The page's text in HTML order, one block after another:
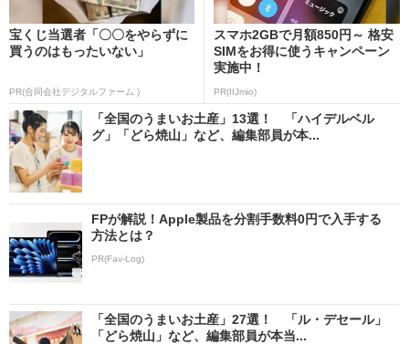
宝くじ当選者「〇〇をやらずに
買うのはもったいない」
PR(合同会社デジタルファーム )
スマホ2GBで月額850円～ 格安
SIMをお得に使うキャンペーン
実施中！
PR(IIJmio)
「全国のうまいお土産」13選！ 「ハイデルベル
グ」「どら焼山」など、編集部員が本...
FPが解説！Apple製品を分割手数料0円で入手する
方法とは？
PR(Fav-Log)
「全国のうまいお土産」27選！ 「ル・デセール」
「どら焼山」など、編集部員が本当...